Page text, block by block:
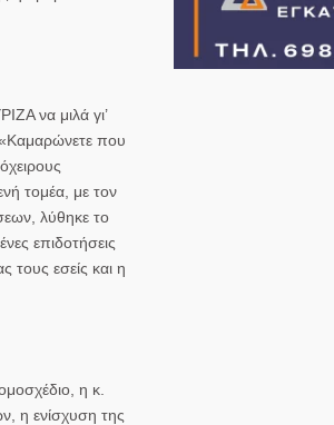
να μιλά γι’
που
τομέα, με τον
λύθηκε το
επιδοτήσεις
τους εσείς και η
η κ.
η ενίσχυση της